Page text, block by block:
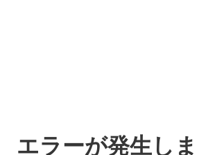
エラーが発生し